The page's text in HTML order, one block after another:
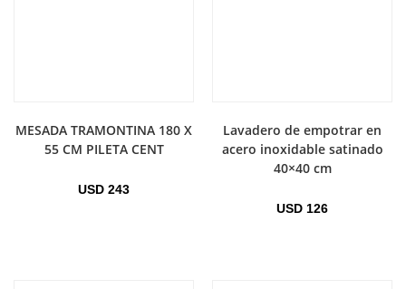
MESADA TRAMONTINA 180 X
55 CM PILETA CENT
USD 243
Lavadero de empotrar en
acero inoxidable satinado
40×40 cm
USD 126